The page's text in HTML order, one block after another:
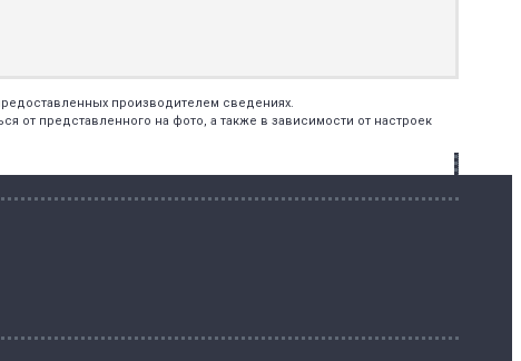
производителем сведениях.
от представленного на фото, а также в зависимости от настроек